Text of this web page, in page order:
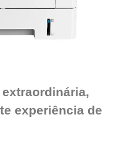
experiência de